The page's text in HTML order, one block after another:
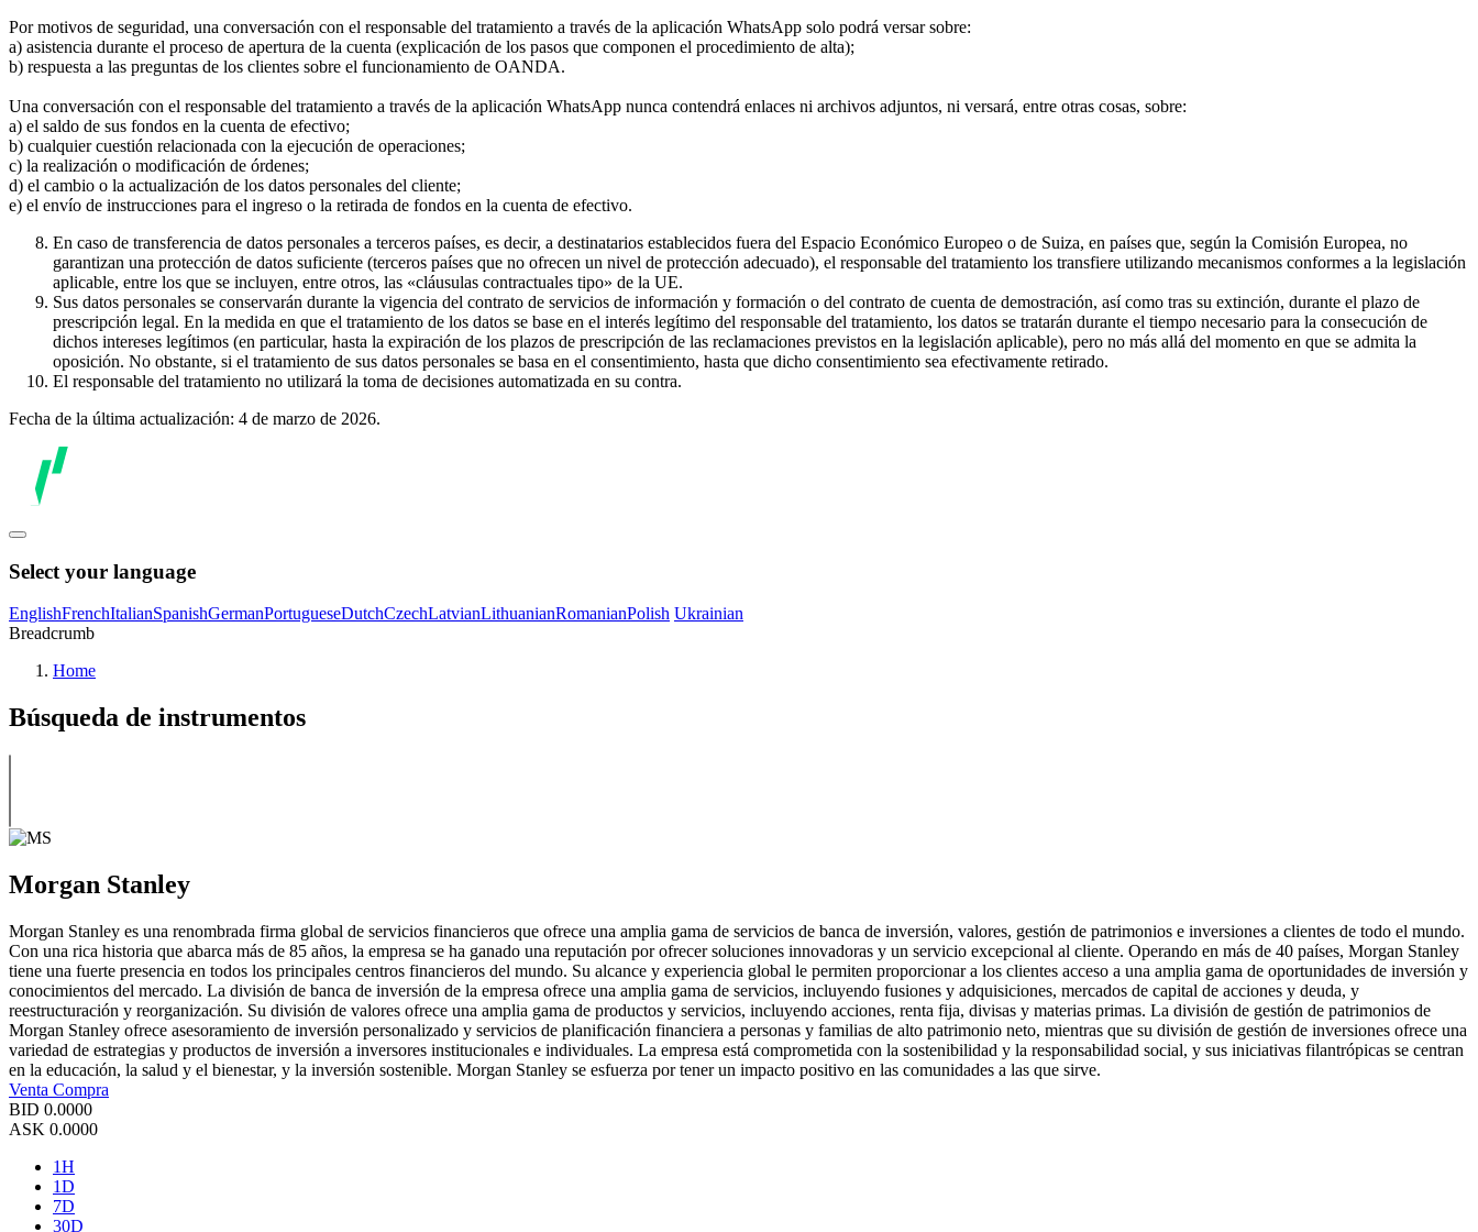
Por motivos de seguridad, una conversación con el responsable del tratamiento a través de la aplicación WhatsApp solo podrá versar sobre:
a) asistencia durante el proceso de apertura de la cuenta (explicación de los pasos que componen el procedimiento de alta);
b) respuesta a las preguntas de los clientes sobre el funcionamiento de OANDA.
Una conversación con el responsable del tratamiento a través de la aplicación WhatsApp nunca contendrá enlaces ni archivos adjuntos, ni versará, entre otras cosas, sobre:
a) el saldo de sus fondos en la cuenta de efectivo;
b) cualquier cuestión relacionada con la ejecución de operaciones;
c) la realización o modificación de órdenes;
d) el cambio o la actualización de los datos personales del cliente;
e) el envío de instrucciones para el ingreso o la retirada de fondos en la cuenta de efectivo.
En caso de transferencia de datos personales a terceros países, es decir, a destinatarios establecidos fuera del Espacio Económico Europeo o de Suiza, en países que, según la Comisión Europea, no
garantizan una protección de datos suficiente (terceros países que no ofrecen un nivel de protección adecuado), el responsable del tratamiento los transfiere utilizando mecanismos conformes a la legislación
aplicable, entre los que se incluyen, entre otros, las «cláusulas contractuales tipo» de la UE.
Sus datos personales se conservarán durante la vigencia del contrato de servicios de información y formación o del contrato de cuenta de demostración, así como tras su extinción, durante el plazo de
prescripción legal. En la medida en que el tratamiento de los datos se base en el interés legítimo del responsable del tratamiento, los datos se tratarán durante el tiempo necesario para la consecución de
dichos intereses legítimos (en particular, hasta la expiración de los plazos de prescripción de las reclamaciones previstos en la legislación aplicable), pero no más allá del momento en que se admita la
oposición. No obstante, si el tratamiento de sus datos personales se basa en el consentimiento, hasta que dicho consentimiento sea efectivamente retirado.
El responsable del tratamiento no utilizará la toma de decisiones automatizada en su contra.
Fecha de la última actualización: 4 de marzo de 2026.
Select your language
EnglishFrenchItalianSpanishGermanPortugueseDutchCzechLatvianLithuanianRomanianPolish Ukrainian
Breadcrumb
Home
Búsqueda de instrumentos
Morgan Stanley
Morgan Stanley es una renombrada firma global de servicios financieros que ofrece una amplia gama de servicios de banca de inversión, valores, gestión de patrimonios e inversiones a clientes de todo el mundo.
Con una rica historia que abarca más de 85 años, la empresa se ha ganado una reputación por ofrecer soluciones innovadoras y un servicio excepcional al cliente. Operando en más de 40 países, Morgan Stanley
tiene una fuerte presencia en todos los principales centros financieros del mundo. Su alcance y experiencia global le permiten proporcionar a los clientes acceso a una amplia gama de oportunidades de inversión y
conocimientos del mercado. La división de banca de inversión de la empresa ofrece una amplia gama de servicios, incluyendo fusiones y adquisiciones, mercados de capital de acciones y deuda, y
reestructuración y reorganización. Su división de valores ofrece una amplia gama de productos y servicios, incluyendo acciones, renta fija, divisas y materias primas. La división de gestión de patrimonios de
Morgan Stanley ofrece asesoramiento de inversión personalizado y servicios de planificación financiera a personas y familias de alto patrimonio neto, mientras que su división de gestión de inversiones ofrece una
variedad de estrategias y productos de inversión a inversores institucionales e individuales. La empresa está comprometida con la sostenibilidad y la responsabilidad social, y sus iniciativas filantrópicas se centran
en la educación, la salud y el bienestar, y la inversión sostenible. Morgan Stanley se esfuerza por tener un impacto positivo en las comunidades a las que sirve.
Venta Compra
BID 0.0000
ASK 0.0000
1H
1D
7D
30D